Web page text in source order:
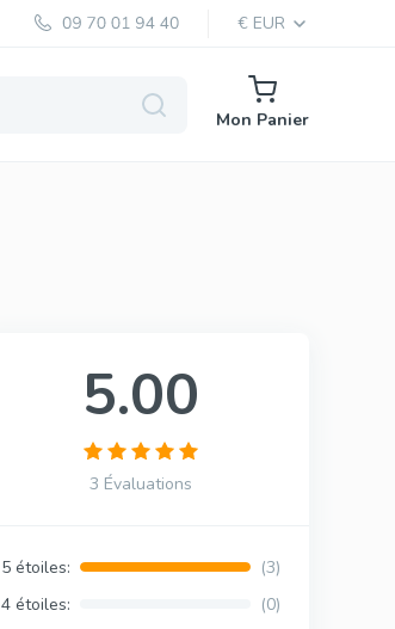
€ EUR
Mon Panier
5.00
3 Évaluations
5 étoiles:
(3)
4 étoiles:
(0)